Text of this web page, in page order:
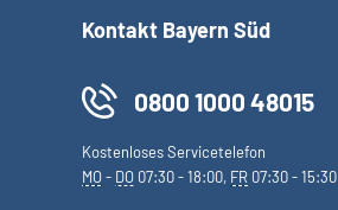
Kontakt Bayern Süd
0800 1000 48015
Kostenloses Servicetelefon
MO- DO 07:30 - 18:00, FR 07:30 - 15:30